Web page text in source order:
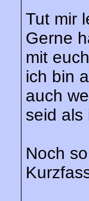
Tut mir
Gerne
mit
ich bin
auch
seid als
Noch